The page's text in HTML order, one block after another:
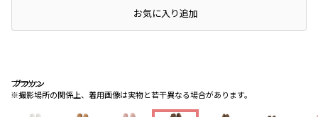
ブラウン
※撮影場所の関係上、着用画像は実物と若干異なる場合があります。
ブラウン
ブラウン
店頭在庫を確認するお気に入り追加